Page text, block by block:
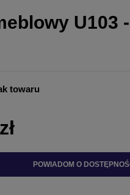
U103
towaru
POWIADOM O